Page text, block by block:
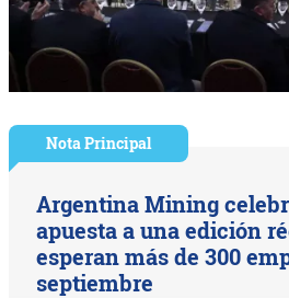
Nota Principal
Argentina Mining
apuesta a una edición
esperan más de 300
septiembre